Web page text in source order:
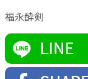
福永酔剣